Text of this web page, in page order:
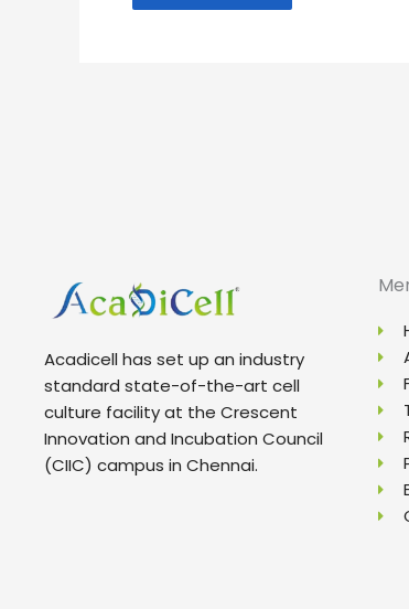
Acadicell has set up an industry
standard state-of-the-art cell
culture facility at the Crescent
Innovation and Incubation Council
(CIIC) campus in Chennai.